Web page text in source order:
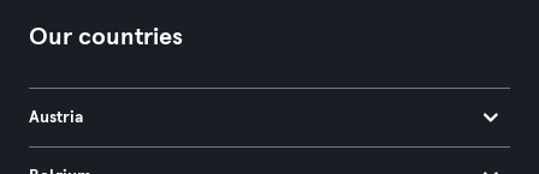
Our countries
Austria